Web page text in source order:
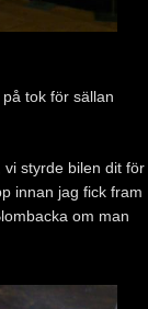
tok för sällan
styrde bilen dit för
innan jag fick fram
om man